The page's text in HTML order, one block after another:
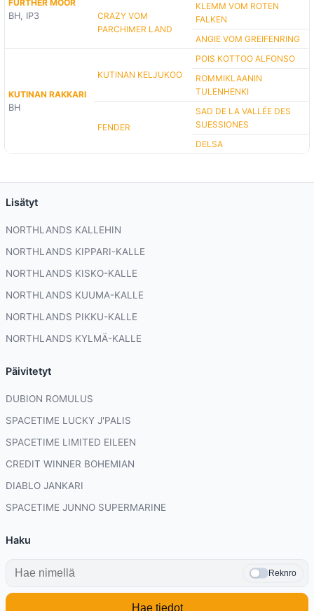
FURTHER MOOR
BH, IP3
CRAZY VOM
PARCHIMER LAND
KLEMM VOM ROTEN
FALKEN
ANGIE VOM GREIFENRING
KUTINAN RAKKARI
BH
KUTINAN KELJUKOO
POIS KOTTOO ALFONSO
ROMMIKLAANIN
TULENHENKI
FENDER
SAD DE LA VALLÉE DES
SUESSIONES
DELSA
Lisätyt
NORTHLANDS KALLEHIN
NORTHLANDS KIPPARI-KALLE
NORTHLANDS KISKO-KALLE
NORTHLANDS KUUMA-KALLE
NORTHLANDS PIKKU-KALLE
NORTHLANDS KYLMÄ-KALLE
Päivitetyt
DUBION ROMULUS
SPACETIME LUCKY J'PALIS
SPACETIME LIMITED EILEEN
CREDIT WINNER BOHEMIAN
DIABLO JANKARI
SPACETIME JUNNO SUPERMARINE
Haku
Reknro
Hae tiedot